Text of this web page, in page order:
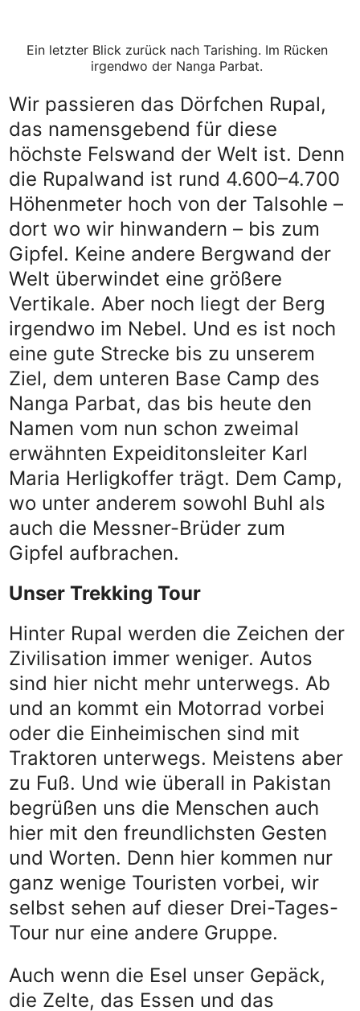
Ein letzter Blick zurück nach Tarishing. Im Rücken
irgendwo der Nanga Parbat.
Wir passieren das Dörfchen Rupal,
das namensgebend für diese
höchste Felswand der Welt ist. Denn
die Rupalwand ist rund 4.600–4.700
Höhenmeter hoch von der Talsohle –
dort wo wir hinwandern – bis zum
Gipfel. Keine andere Bergwand der
Welt überwindet eine größere
Vertikale. Aber noch liegt der Berg
irgendwo im Nebel. Und es ist noch
eine gute Strecke bis zu unserem
Ziel, dem unteren Base Camp des
Nanga Parbat, das bis heute den
Namen vom nun schon zweimal
erwähnten Expeiditonsleiter Karl
Maria Herligkoffer trägt. Dem Camp,
wo unter anderem sowohl Buhl als
auch die Messner-Brüder zum
Gipfel aufbrachen.
Unser Trekking Tour
Hinter Rupal werden die Zeichen der
Zivilisation immer weniger. Autos
sind hier nicht mehr unterwegs. Ab
und an kommt ein Motorrad vorbei
oder die Einheimischen sind mit
Traktoren unterwegs. Meistens aber
zu Fuß. Und wie überall in Pakistan
begrüßen uns die Menschen auch
hier mit den freundlichsten Gesten
und Worten. Denn hier kommen nur
ganz wenige Touristen vorbei, wir
selbst sehen auf dieser Drei-Tages-
Tour nur eine andere Gruppe.
Auch wenn die Esel unser Gepäck,
die Zelte, das Essen und das